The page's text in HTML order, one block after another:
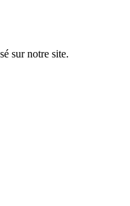
sur notre site.